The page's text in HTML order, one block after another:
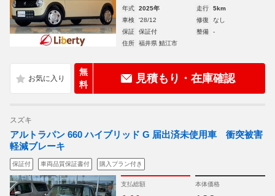
年式 2025年 走行
5km
車検
'28/12 修復
なし
保証
保証付 整備
-
住所
福井県 鯖江市
無
料
見積もり・在庫確認
スズキ
アルトラパン 660 ハイブリッド G 届出済未使用車 衝突被害
軽減ブレーキ
保証付 車両品質保証書付 購入プラン付き
支払総額 本体価格